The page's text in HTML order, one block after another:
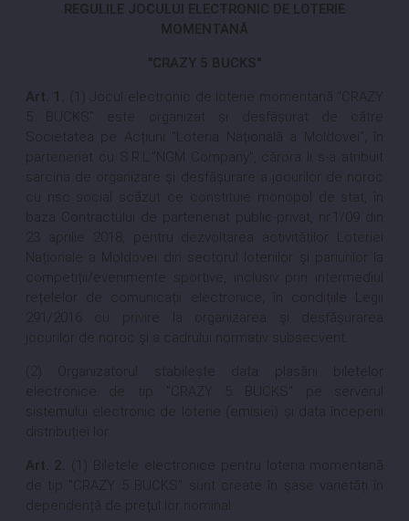
REGULILE JOCULUI ELECTRONIC DE LOTERIE
MOMENTANĂ
"CRAZY 5 BUCKS"
Art . 1.
(1) Jocul electronic de loterie momentană "CRAZY
5 BUCKS" este organizat și desfășurat de către
Societatea pe Acțiuni "Loteria Națională a Moldovei", în
parteneriat cu S.R.L."NGM Company", cărora li s-a atribuit
sarcina de organizare și desfășurare a jocurilor de noroc
cu risc social scăzut ce constituie monopol de stat, în
baza Contractului de parteneriat public-privat, nr.1/09 din
23 aprilie 2018, pentru dezvoltarea activităților Loteriei
Naționale a Moldovei din sectorul loteriilor și pariurilor la
competiții/evenimente sportive, inclusiv prin intermediul
rețelelor de comunicații electronice, în condițiile Legii
291/2016 cu privire la organizarea și desfășurarea
jocurilor de noroc
și a cadrului normativ subsecvent.
(2) Organizatorul stabilește data plasării biletelor
electronice de tip "CRAZY 5 BUCKS" pe serverul
sistemului electronic de loterie (emisiei) și data începerii
distribuției lor.
Art. 2.
(1) Biletele electronice pentru loteria momentană
de tip "CRAZY 5 BUCKS" sunt create în șase varietăți în
dependență de prețul lor nominal.